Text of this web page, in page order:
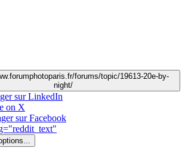
forums/topic/19613-20e-by-
night/
sur LinkedIn
on X
sur Facebook